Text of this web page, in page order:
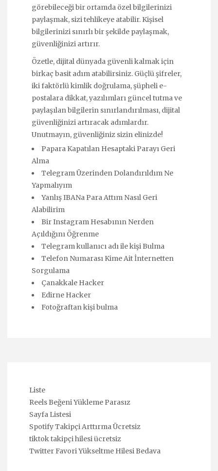
görebileceği bir ortamda özel bilgilerinizi
paylaşmak, sizi tehlikeye atabilir. Kişisel
bilgilerinizi sınırlı bir şekilde paylaşmak,
güvenliğinizi artırır.
Özetle, dijital dünyada güvenli kalmak için
birkaç basit adım atabilirsiniz. Güçlü şifreler,
iki faktörlü kimlik doğrulama, şüpheli e-
postalara dikkat, yazılımları güncel tutma ve
paylaşılan bilgilerin sınırlandırılması, dijital
güvenliğinizi artıracak adımlardır.
Unutmayın, güvenliğiniz sizin elinizde!
Papara Kapatılan Hesaptaki Parayı Geri
Alma
Telegram Üzerinden Dolandırıldım Ne
Yapmalıyım
Yanlış IBANa Para Attım Nasıl Geri
Alabilirim
Bir Instagram Hesabının Nerden
Açıldığını Öğrenme
Telegram kullanıcı adı ile kişi Bulma
Telefon Numarası Kime Ait İnternetten
Sorgulama
Çanakkale Hacker
Edirne Hacker
Fotoğraftan kişi bulma
Liste
Reels Beğeni Yükleme Parasız
Sayfa Listesi
Spotify Takipçi Arttırma Ücretsiz
tiktok takipçi hilesi ücretsiz
Twitter Favori Yükseltme Hilesi Bedava